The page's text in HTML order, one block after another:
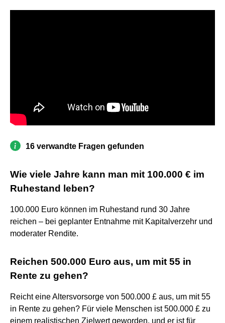
16 verwandte Fragen gefunden
Wie viele Jahre kann man mit 100.000 € im
Ruhestand leben?
100.000 Euro können im Ruhestand rund 30 Jahre
reichen – bei geplanter Entnahme mit Kapitalverzehr und
moderater Rendite.
Reichen 500.000 Euro aus, um mit 55 in
Rente zu gehen?
Reicht eine Altersvorsorge von 500.000 £ aus, um mit 55
in Rente zu gehen? Für viele Menschen ist 500.000 £ zu
einem realistischen Zielwert geworden, und er ist für